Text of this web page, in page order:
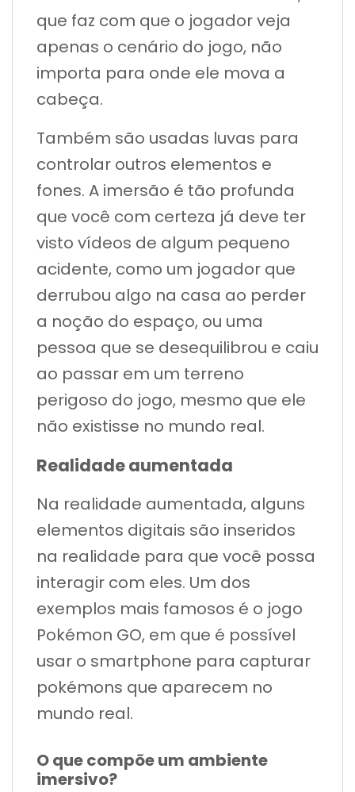
que faz com que o jogador veja
apenas o cenário do jogo, não
importa para onde ele mova a
cabeça.
Também são usadas luvas para
controlar outros elementos e
fones. A imersão é tão profunda
que você com certeza já deve ter
visto vídeos de algum pequeno
acidente, como um jogador que
derrubou algo na casa ao perder
a noção do espaço, ou uma
pessoa que se desequilibrou e caiu
ao passar em um terreno
perigoso do jogo, mesmo que ele
não existisse no mundo real.
Realidade aumentada
Na realidade aumentada, alguns
elementos digitais são inseridos
na realidade para que você possa
interagir com eles. Um dos
exemplos mais famosos é o jogo
Pokémon GO, em que é possível
usar o smartphone para capturar
pokémons que aparecem no
mundo real.
O que compõe um ambiente
imersivo?